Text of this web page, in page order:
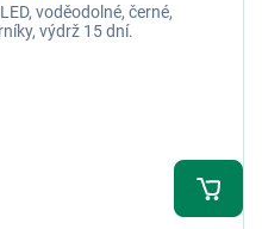
voděodolné, černé,
výdrž 15 dní.